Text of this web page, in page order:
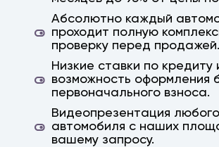
Абсолютно каждый
проходит полную
проверку перед продажей.
Низкие ставки по кредиту
возможность оформления
первоначального взноса.
Видеопрезентация любого
автомобиля с наших
вашему запросу.